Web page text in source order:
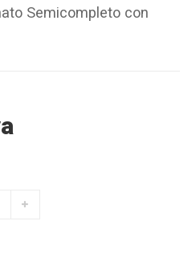
Semicompleto con